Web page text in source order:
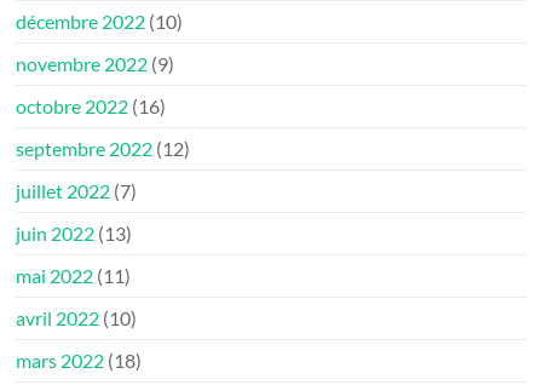
décembre 2022 (10)
novembre 2022 (9)
octobre 2022 (16)
septembre 2022 (12)
juillet 2022 (7)
juin 2022 (13)
mai 2022 (11)
avril 2022 (10)
mars 2022 (18)